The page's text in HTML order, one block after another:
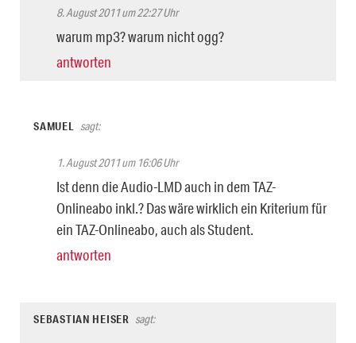
8. August 2011 um 22:27 Uhr
warum mp3? warum nicht ogg?
antworten
SAMUEL sagt:
1. August 2011 um 16:06 Uhr
Ist denn die Audio-LMD auch in dem TAZ-
Onlineabo inkl.? Das wäre wirklich ein Kriterium für
ein TAZ-Onlineabo, auch als Student.
antworten
SEBASTIAN HEISER sagt: